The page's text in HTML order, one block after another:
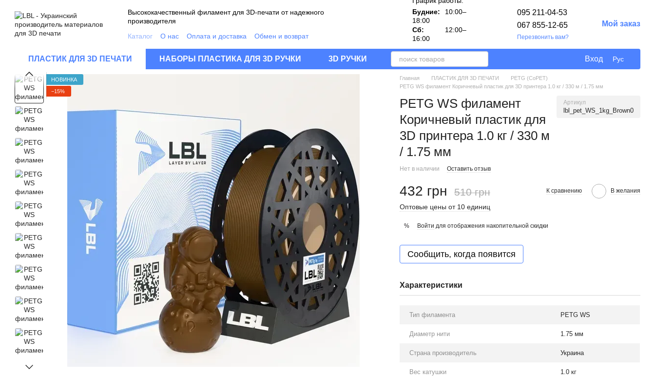
Высококачественный филамент для 3D-печати от надежного
производителя
Каталог
О нас Оплата и доставка
Обмен и возврат
Пользовательское соглашение
Блог
Отзывы о магазине
Будние:
10:00–
18:00
Сб:
12:00–
16:00
095 211-04-53
067 855-12-65
Перезвонить вам?
Мой заказ
ПЛАСТИК ДЛЯ 3D ПЕЧАТИ НАБОРЫ ПЛАСТИКА ДЛЯ 3D РУЧКИ 3D РУЧКИ Вход Рус
НОВИНКА
−15%
Главная ПЛАСТИК ДЛЯ 3D ПЕЧАТИ
PETG (CoPET)
PETG WS филамент Коричневый пластик для 3D принтера 1.0 кг / 330 м / 1.75 мм
PETG WS филамент
Коричневый пластик для
3D принтера 1.0 кг / 330 м
/ 1.75 мм
Артикул
lbl_pet_WS_1kg_Brown0
Нет в наличии Оставить отзыв
432 грн 510 грн К сравнению В желания
Оптовые цены от 10 единиц
% Войти для отображения накопительной скидки
Сообщить, когда появится
Характеристики
Тип филамента PETG WS
Диаметр нити 1.75 мм
Страна производитель Украина
Вес катушки 1.0 кг